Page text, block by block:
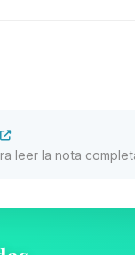
leer la nota